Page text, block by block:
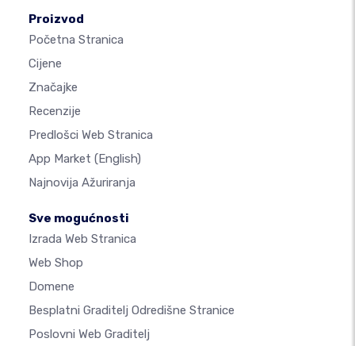
Proizvod
Početna Stranica
Cijene
Značajke
Recenzije
Predlošci Web Stranica
App Market (English)
Najnovija Ažuriranja
Sve mogućnosti
Izrada Web Stranica
Web Shop
Domene
Besplatni Graditelj Odredišne Stranice
Poslovni Web Graditelj